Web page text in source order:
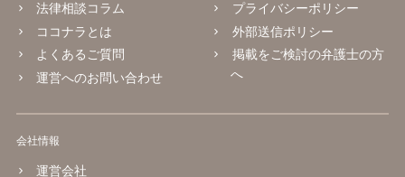
法律相談コラム
ココナラとは
よくあるご質問
運営へのお問い合わせ
プライバシーポリシー
外部送信ポリシー
掲載をご検討の弁護士の方
へ
会社情報
運営会社